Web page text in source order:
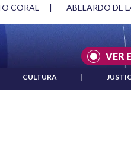
CORAL | ABELARDO DE
VER
CULTURA |